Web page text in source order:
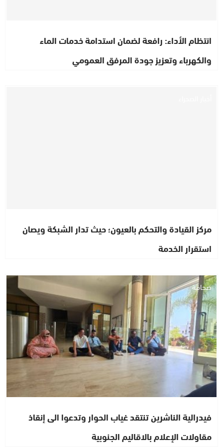
انتظام الأداء: رافعة لضمان استدامة خدمات الماء
والكهرباء وتعزيز جودة المرفق العمومي
مركز القيادة والتحكم بالعيون؛ حيث تدار الشبكة ويصان
استقرار الخدمة
صحافة
فيدرالية الناشرين تنتقد غياب الحوار وتدعوا الى إنقاذ
مقاولات الإعلام بالاقاليم الجنوبية